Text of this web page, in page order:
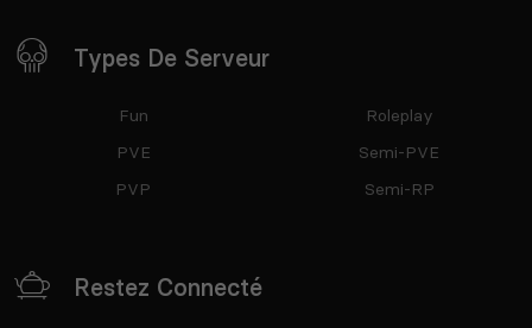
Types De Serveur
Fun
PVE
PVP
Roleplay
Semi-PVE
Semi-RP
Restez Connecté